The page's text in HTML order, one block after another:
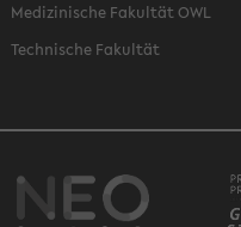
Medizinische Fakultät OWL
Technische Fakultät